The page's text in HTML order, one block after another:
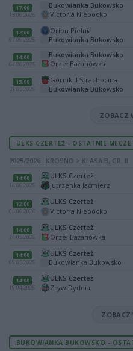
17:00
13.06.2026
Bukowianka Bukowsko
Victoria Niebocko
12:00
07.06.2026
Orion Pielnia
Bukowianka Bukowsko
14:00
04.06.2026
Bukowianka Bukowsko
Orzeł Bażanówka
13:00
31.05.2026
Górnik II Strachocina
Bukowianka Bukowsko
ZOBACZ
ULKS CZERTEŻ - OSTATNIE MECZE
2025/2026 · KROSNO > KLASA B, GR. II
14:00
14.06.2026
ULKS Czerteż
Jutrzenka Jaćmierz
12:00
04.06.2026
ULKS Czerteż
Victoria Niebocko
14:00
24.05.2026
ULKS Czerteż
Orzeł Bażanówka
14:00
09.05.2026
ULKS Czerteż
Bukowianka Bukowsko
14:00
19.04.2026
ULKS Czerteż
Zryw Dydnia
ZOBACZ
BUKOWIANKA BUKOWSKO -